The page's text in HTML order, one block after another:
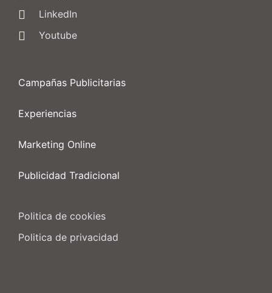
LinkedIn
Youtube
Campañas Publicitarias
Experiencias
Marketing Online
Publicidad Tradicional
Politica de cookies
Politica de privacidad